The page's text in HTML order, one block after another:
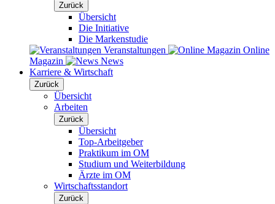
Zurück
Übersicht
Die Initiative
Die Markenstudie
Veranstaltungen
Online
Magazin
News
Karriere & Wirtschaft
Zurück
Übersicht
Arbeiten
Zurück
Übersicht
Top-Arbeitgeber
Praktikum im OM
Studium und Weiterbildung
Ärzte im OM
Wirtschaftsstandort
Zurück